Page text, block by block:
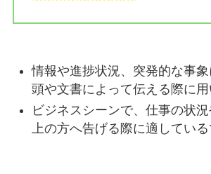
情報や進捗状況、突発的な事
頭や文書によって伝える際に用
ビジネスシーンで、仕事の状
上の方へ告げる際に適している